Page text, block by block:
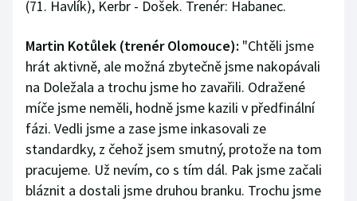
(71. Havlík), Kerbr - Došek. Trenér: Habanec.
Martin Kotůlek (trenér Olomouce): "Chtěli jsme
hrát aktivně, ale možná zbytečně jsme nakopávali
na Doležala a trochu jsme ho zavařili. Odražené
míče jsme neměli, hodně jsme kazili v předfinální
fázi. Vedli jsme a zase jsme inkasovali ze
standardky, z čehož jsem smutný, protože na tom
pracujeme. Už nevím, co s tím dál. Pak jsme začali
bláznit a dostali jsme druhou branku. Trochu jsme